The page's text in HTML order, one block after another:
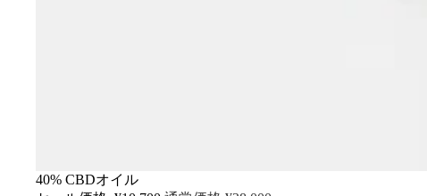
セール
40% CBDオイル